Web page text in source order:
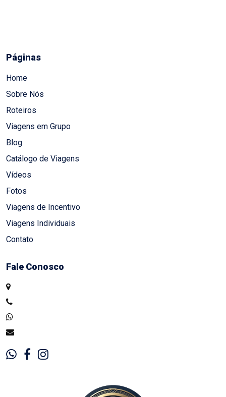
Páginas
Home
Sobre Nós
Roteiros
Viagens em Grupo
Blog
Catálogo de Viagens
Vídeos
Fotos
Viagens de Incentivo
Viagens Individuais
Contato
Fale Conosco